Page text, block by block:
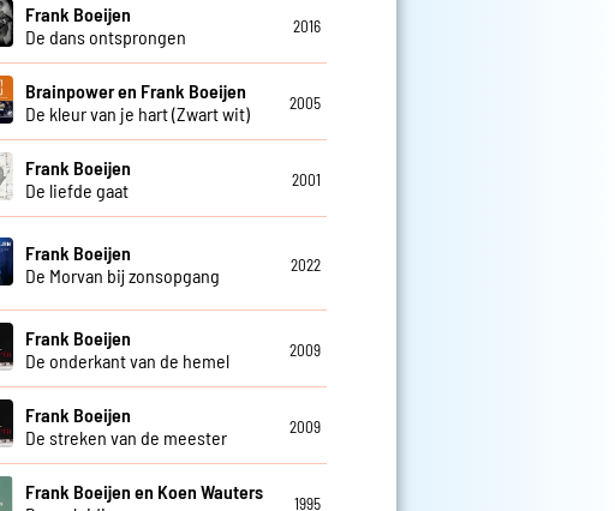
Frank Boeijen
De dans ontsprongen
2016
Brainpower en Frank Boeijen
De kleur van je hart (Zwart wit)
2005
Frank Boeijen
De liefde gaat
2001
Frank Boeijen
De Morvan bij zonsopgang
2022
Frank Boeijen
De onderkant van de hemel
2009
Frank Boeijen
De streken van de meester
2009
Frank Boeijen en Koen Wauters
1995